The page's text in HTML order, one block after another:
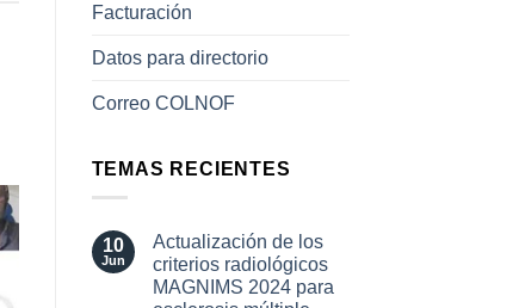
Facturación
Datos para directorio
Correo COLNOF
TEMAS RECIENTES
10
Jun
Actualización de los
criterios radiológicos
MAGNIMS 2024 para